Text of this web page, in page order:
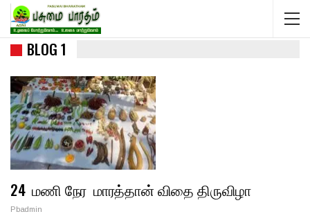
BLOG 1
24 மணி நேர மாரத்தான் விதை திருவிழா
Pbadmin